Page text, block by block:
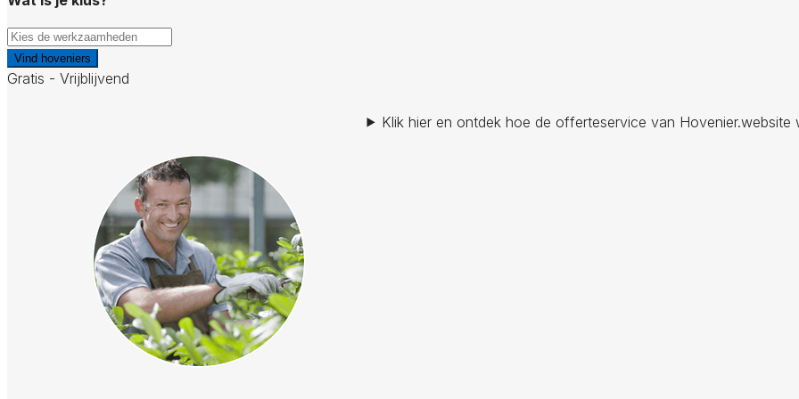
Vind hoveniers
Gratis - Vrijblijvend
Klik hier en ontdek hoe de offerteservice van Hovenier.website